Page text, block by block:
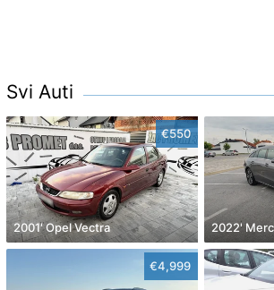
Svi Auti
€550
2001' Opel Vectra
€4,999